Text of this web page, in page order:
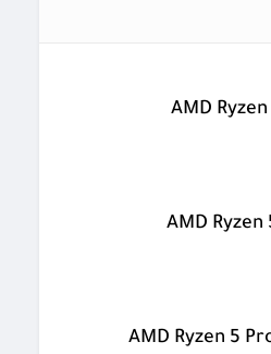
AMD Ryzen
AMD Ryzen
AMD Ryzen 5